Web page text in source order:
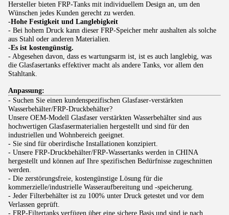
Hersteller bieten FRP-Tanks mit individuellem Design an, um den
Wünschen jedes Kunden gerecht zu werden.
-Hohe Festigkeit und Langlebigkeit
- Bei hohem Druck kann dieser FRP-Speicher mehr aushalten als solche
aus Stahl oder anderen Materialien.
-Es ist kostengünstig.
- Abgesehen davon, dass es wartungsarm ist, ist es auch langlebig, was
die Glasfasertanks effektiver macht als andere Tanks, vor allem den
Stahltank.
Anpassung:
- Suchen Sie einen kundenspezifischen Glasfaser-verstärkten
Wasserbehälter/FRP-Druckbehälter?
Unsere OEM-Modell Glasfaser verstärkten Wasserbehälter sind aus
hochwertigen Glasfasermaterialien hergestellt und sind für den
industriellen und Wohnbereich geeignet.
- Sie sind für oberirdische Installationen konzipiert.
- Unsere FRP-Druckbehälter/FRP-Wassertanks werden in CHINA
hergestellt und können auf Ihre spezifischen Bedürfnisse zugeschnitten
werden.
- Die zerstörungsfreie, kostengünstige Lösung für die
kommerzielle/industrielle Wasseraufbereitung und -speicherung.
- Jeder Filterbehälter ist zu 100% unter Druck getestet und vor dem
Verlassen geprüft.
- FRP-Filtertanks verfügen über eine sichere Basis und sind je nach